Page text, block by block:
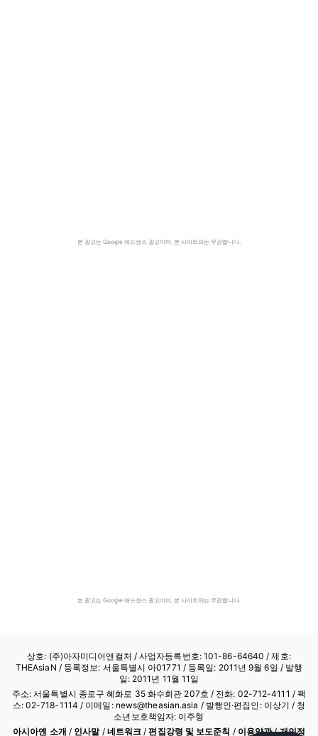
본 광고는 Google 애드센스 광고이며, 본 사이트와는 무관합니다.
본 광고는 Google 애드센스 광고이며, 본 사이트와는 무관합니다.
상호: (주)아자미디어앤컬처 /사업자등록번호: 101-86-64640 / 제호:
THEAsiaN / 등록정보: 서울특별시 아01771 / 등록일: 2011년 9월 6일 / 발행
일: 2011년 11월 11일
주소: 서울특별시 종로구 혜화로 35 화수회관 207호 / 전화: 02-712-4111 / 팩
스: 02-718-1114 / 이메일: news@theasian.asia / 발행인·편집인: 이상기 / 청
소년보호책임자: 이주형
아시아엔 소개 / 인사말/ 네트워크 /편집강령 및 보도준칙 / 이용약관/개인정